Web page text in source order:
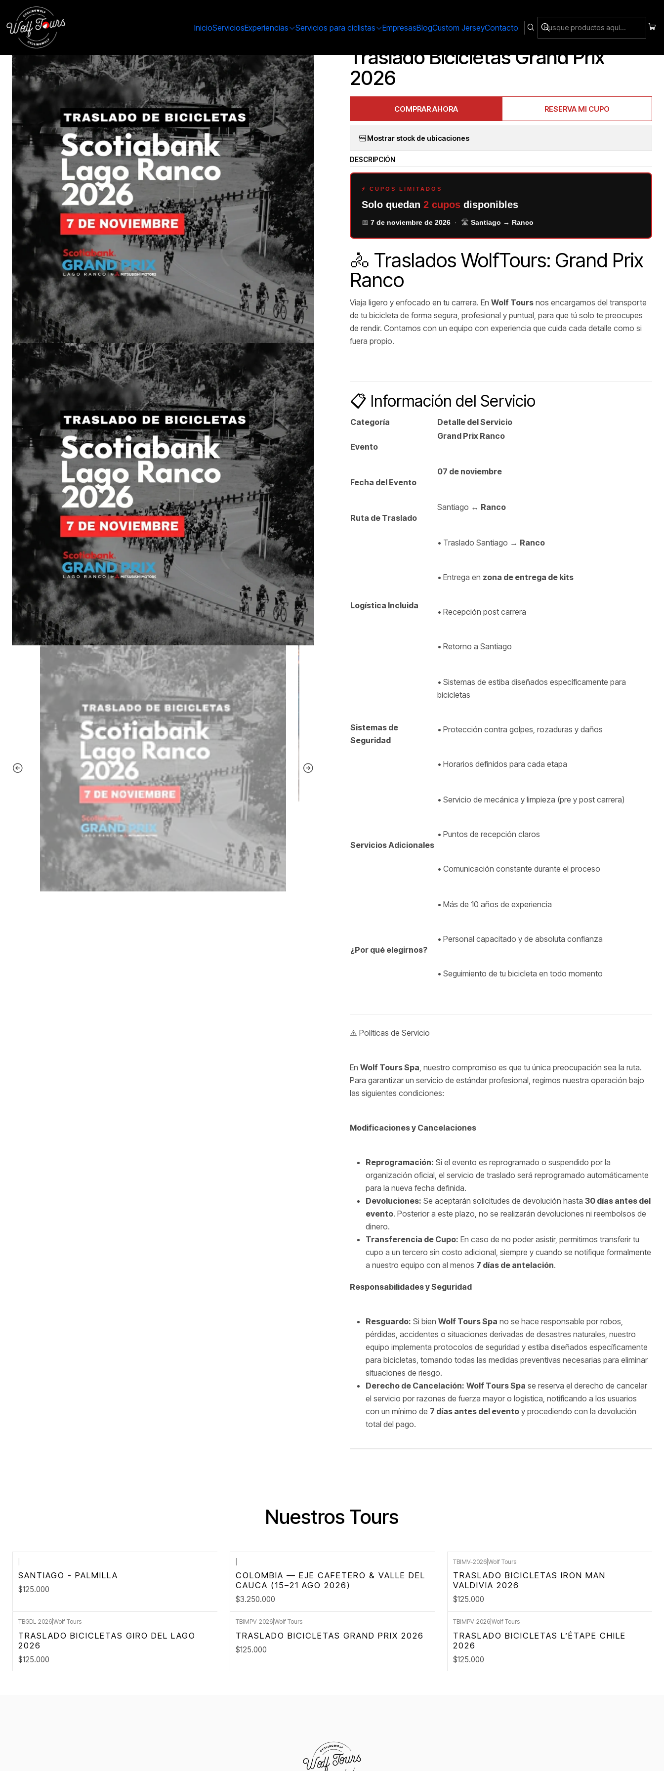
InicioServiciosExperiencias Servicios para ciclistas EmpresasBlogCustom JerseyContacto
Inicio Servicios
Traslado Bicicletas Grand Prix
2026
RESERVA MI CUPO
COMPRAR AHORA
Mostrar stock de ubicaciones
DESCRIPCIÓN
⚡ CUPOS LIMITADOS
Solo quedan 2 cupos disponibles
📅 7 de noviembre de 2026 · 🛣️ Santiago → Ranco
🚴 Traslados WolfTours: Grand Prix
Ranco
Viaja ligero y enfocado en tu carrera. En Wolf Tours nos encargamos del transporte
de tu bicicleta de forma segura, profesional y puntual, para que tú solo te preocupes
de rendir. Contamos con un equipo con experiencia que cuida cada detalle como si
fuera propio.
📋 Información del Servicio
Categoría Detalle del Servicio
Evento
Grand Prix Ranco
Fecha del Evento
07 de noviembre
Ruta de Traslado
Santiago ↔ Ranco
Logística Incluida
• Traslado Santiago → Ranco
• Entrega en zona de entrega de kits
• Recepción post carrera
• Retorno a Santiago
Sistemas de
Seguridad
• Sistemas de estiba diseñados específicamente para
bicicletas
• Protección contra golpes, rozaduras y daños
• Horarios definidos para cada etapa
Servicios Adicionales
• Servicio de mecánica y limpieza (pre y post carrera)
• Puntos de recepción claros
• Comunicación constante durante el proceso
¿Por qué elegirnos?
• Más de 10 años de experiencia
• Personal capacitado y de absoluta confianza
• Seguimiento de tu bicicleta en todo momento
⚠️ Políticas de Servicio
En Wolf Tours Spa, nuestro compromiso es que tu única preocupación sea la ruta.
Para garantizar un servicio de estándar profesional, regimos nuestra operación bajo
las siguientes condiciones:
Modificaciones y Cancelaciones
Reprogramación: Si el evento es reprogramado o suspendido por la
organización oficial, el servicio de traslado será reprogramado automáticamente
para la nueva fecha definida.
Devoluciones: Se aceptarán solicitudes de devolución hasta 30 días antes del
evento. Posterior a este plazo, no se realizarán devoluciones ni reembolsos de
dinero.
Transferencia de Cupo: En caso de no poder asistir, permitimos transferir tu
cupo a un tercero sin costo adicional, siempre y cuando se notifique formalmente
a nuestro equipo con al menos 7 días de antelación.
Responsabilidades y Seguridad
Resguardo: Si bien Wolf Tours Spa no se hace responsable por robos,
pérdidas, accidentes o situaciones derivadas de desastres naturales, nuestro
equipo implementa protocolos de seguridad y estiba diseñados específicamente
para bicicletas, tomando todas las medidas preventivas necesarias para eliminar
situaciones de riesgo.
Derecho de Cancelación: Wolf Tours Spa se reserva el derecho de cancelar
el servicio por razones de fuerza mayor o logística, notificando a los usuarios
con un mínimo de 7 días antes del evento y procediendo con la devolución
total del pago.
Nuestros Tours
SANTIAGO - PALMILLA
$125.000
COLOMBIA — EJE CAFETERO & VALLE DEL
CAUCA (15–21 AGO 2026)
$3.250.000
TBIMV-2026| Wolf Tours
TRASLADO BICICLETAS IRON MAN
VALDIVIA 2026
$125.000
TBGDL-2026 Wolf Tours
TRASLADO BICICLETAS GIRO DEL LAGO
2026
$125.000
TBIMPV-2026| Wolf Tours
TRASLADO BICICLETAS GRAND PRIX 2026
$125.000
TBIMPV-2026| Wolf Tours
TRASLADO BICICLETAS L’ÉTAPE CHILE
2026
$125.000